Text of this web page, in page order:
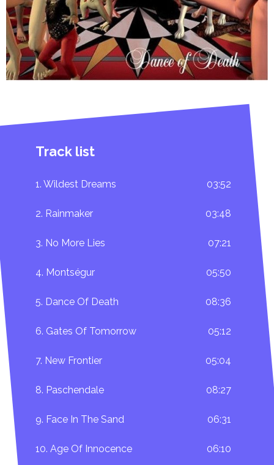
-
Side D:
1. Age Of Innocence 6:10
Track list
1. Wildest Dreams 03:52
2. Rainmaker 03:48
3. No More Lies 07:21
4. Montségur 05:50
5. Dance Of Death 08:36
6. Gates Of Tomorrow 05:12
7. New Frontier 05:04
8. Paschendale 08:27
9. Face In The Sand 06:31
10. Age Of Innocence 06:10